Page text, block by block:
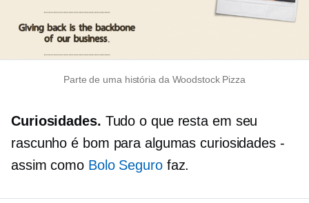
Parte de uma história da Woodstock Pizza
Curiosidades. Tudo o que resta em seu
rascunho é bom para algumas curiosidades -
assim como Bolo Segurofaz.